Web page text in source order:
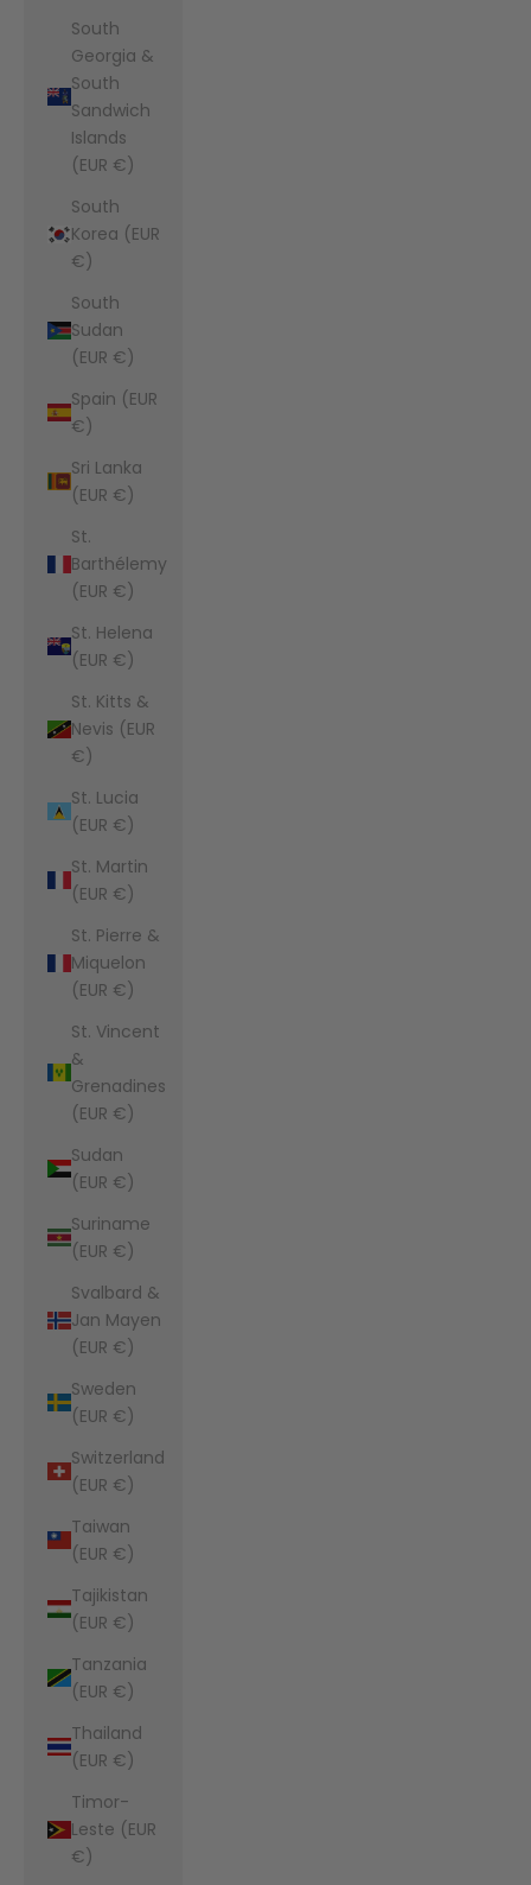
South
Georgia &
South
Sandwich
Islands
(EUR €)
South
Korea (EUR
€)
South
Sudan
(EUR €)
Spain (EUR
€)
Sri Lanka
(EUR €)
St.
Barthélemy
(EUR €)
St. Helena
(EUR €)
St. Kitts &
Nevis (EUR
€)
St. Lucia
(EUR €)
St. Martin
(EUR €)
St. Pierre &
Miquelon
(EUR €)
St. Vincent
&
Grenadines
(EUR €)
Sudan
(EUR €)
Suriname
(EUR €)
Svalbard &
Jan Mayen
(EUR €)
Sweden
(EUR €)
Switzerland
(EUR €)
Taiwan
(EUR €)
Tajikistan
(EUR €)
Tanzania
(EUR €)
Thailand
(EUR €)
Timor-
Leste (EUR
€)